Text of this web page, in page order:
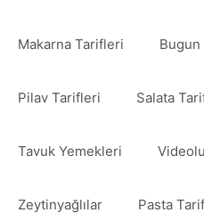
Makarna Tarifleri
Pilav Tarifleri Salata
Tavuk Yemekleri
Zeytinyağlılar Pasta